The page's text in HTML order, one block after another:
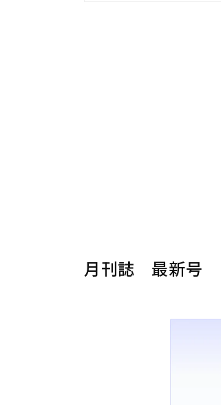
月刊誌 最新号